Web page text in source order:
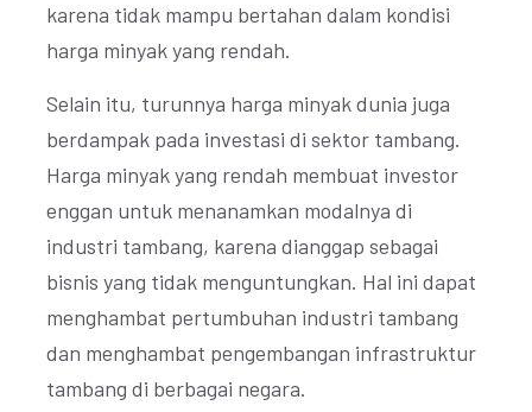
karena tidak mampu bertahan dalam kondisi
harga minyak yang rendah.
Selain itu, turunnya harga minyak dunia juga
berdampak pada investasi di sektor tambang.
Harga minyak yang rendah membuat investor
enggan untuk menanamkan modalnya di
industri tambang, karena dianggap sebagai
bisnis yang tidak menguntungkan. Hal ini dapat
menghambat pertumbuhan industri tambang
dan menghambat pengembangan infrastruktur
tambang di berbagai negara.